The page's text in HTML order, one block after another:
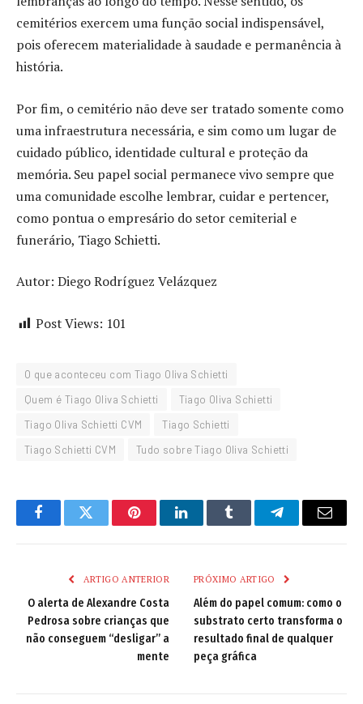
cemitérios exercem uma função social indispensável,
pois oferecem materialidade à saudade e permanência à
história.
Por fim, o cemitério não deve ser tratado somente como
uma infraestrutura necessária, e sim como um lugar de
cuidado público, identidade cultural e proteção da
memória. Seu papel social permanece vivo sempre que
uma comunidade escolhe lembrar, cuidar e pertencer,
como pontua o empresário do setor cemiterial e
funerário, Tiago Schietti.
Autor: Diego Rodríguez Velázquez
Post Views: 101
O que aconteceu com Tiago Oliva Schietti
Quem é Tiago Oliva Schietti
Tiago Oliva Schietti
Tiago Oliva Schietti CVM
Tiago Schietti
Tiago Schietti CVM
Tudo sobre Tiago Oliva Schietti
FacebookTwitter PinterestLinkedInTumblr TelegramEmail
ARTIGO ANTERIOR
O alerta de Alexandre Costa
Pedrosa sobre crianças que
não conseguem “desligar” a
mente
PRÓXIMO ARTIGO
Além do papel comum: como o
substrato certo transforma o
resultado final de qualquer
peça gráfica